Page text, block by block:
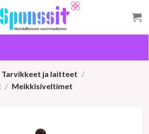
Tarvikkeet ja laitteet /
/ Meikkisiveltimet